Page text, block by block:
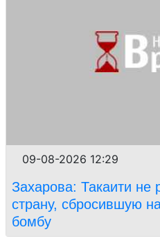
09-08-2026 12:29
Захарова: Такаити не
страну, сбросившую
бомбу